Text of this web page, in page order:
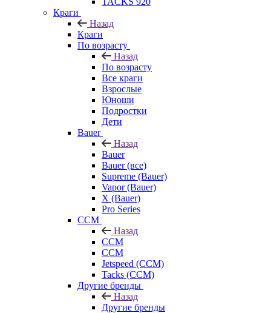
Краги
Назад
Краги
По возрасту
Назад
По возрасту
Все краги
Взрослые
Юноши
Подростки
Дети
Bauer
Назад
Bauer
Bauer (все)
Supreme (Bauer)
Vapor (Bauer)
X (Bauer)
Pro Series
CCM
Назад
CCM
CCM
Jetspeed (CCM)
Tacks (CCM)
Другие бренды
Назад
Другие бренды